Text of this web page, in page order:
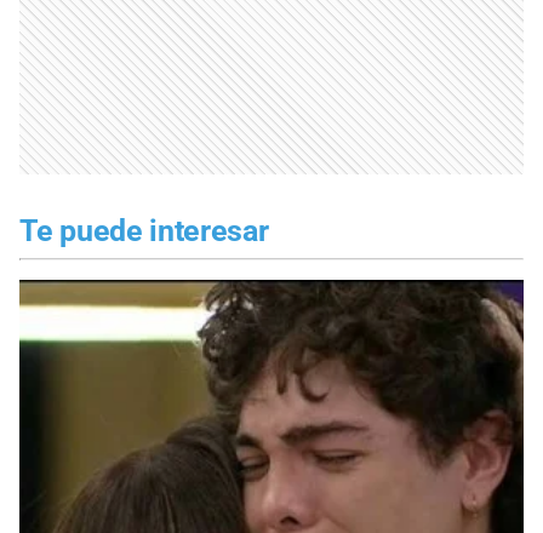
Te puede interesar